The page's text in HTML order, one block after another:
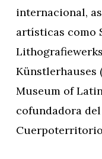
internacional,
artísticas como
Künstlerhauses
Museum of
cofundadora